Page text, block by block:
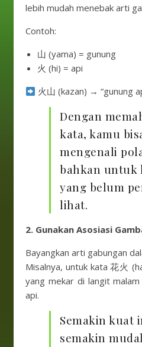
lebih mudah menebak arti
Contoh:
山 (yama) = gunung
火 (hi) = api
火山 (kazan) → “gunung
Dengan
kata, kamu
mengenali
bahkan untuk
yang belum
lihat.
2. Gunakan Asosiasi
Bayangkan arti gabungan
Misalnya, untuk kata 花火
yang mekar di langit
api.
Semakin kuat
semakin